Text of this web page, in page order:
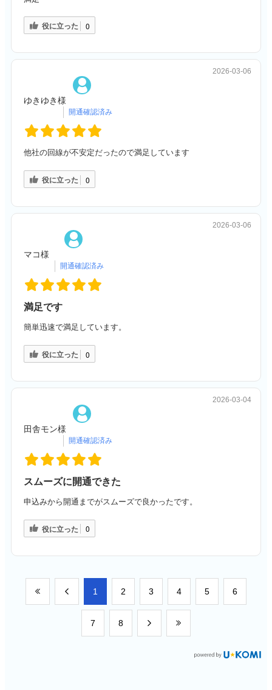
役に立った 0
ゆきゆき様
2026-03-06
他社の回線が不安定だったので満足しています
役に立った 0
マコ様
2026-03-06
満足です
簡単迅速で満足しています。
役に立った 0
田舎モン様
2026-03-04
スムーズに開通できた
申込みから開通までがスムーズで良かったです。
役に立った 0
​1 ​2 ​3 ​4 ​5 ​6
​7 ​8